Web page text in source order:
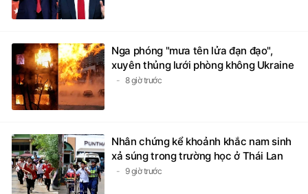
Nga phóng "mưa tên lửa đạn đạo",
xuyên thủng lưới phòng không Ukraine
8 giờ trước
Nhân chứng kể khoảnh khắc nam sinh
xả súng trong trường học ở Thái Lan
9 giờ trước